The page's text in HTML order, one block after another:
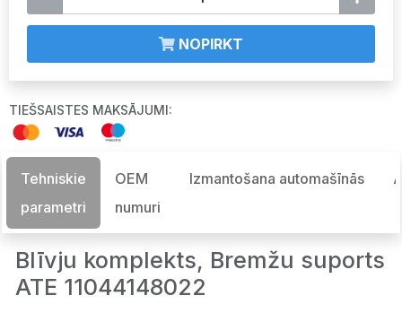
NOPIRKT
TIEŠSAISTES MAKSĀJUMI:
Tehniskie
parametri
OEM
numuri
Izmantošana automašīnās
Blīvju komplekts, Bremžu suports
ATE 11044148022